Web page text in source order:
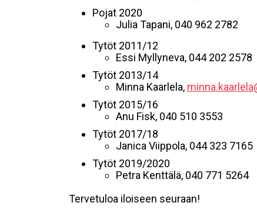
Pojat 2020
Julia Tapani, 040 962 2782
Tytöt 2011/12
Essi Myllyneva, 044 202 2578
Tytöt 2013/14
Minna Kaarlela,
Tytöt 2015/16
Anu Fisk, 040 510 3553
Tytöt 2017/18
Janica Viippola, 044 323 7165
Tytöt 2019/2020
Petra Kenttälä, 040 771 5264
Tervetuloa iloiseen seuraan!